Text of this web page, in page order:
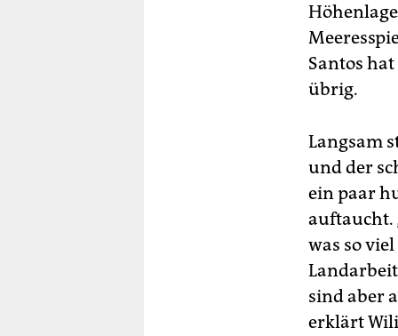
Santos
übrig.
Langsam
und der
ein paar
auftaucht.
was so
sind aber
erklärt